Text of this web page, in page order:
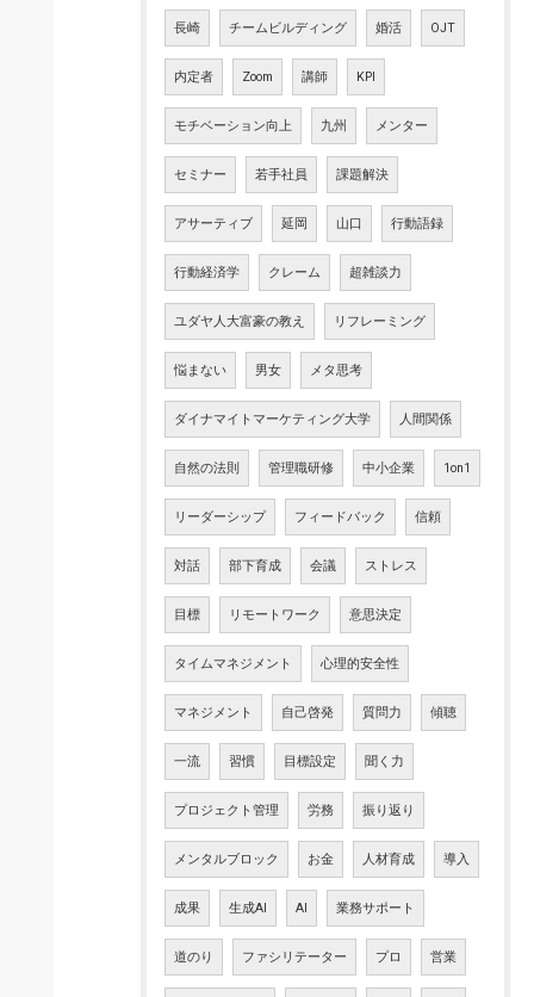
長崎 チームビルディング 婚活 OJT
内定者 Zoom 講師 KPI
モチベーション向上 九州 メンター
セミナー 若手社員 課題解決
アサーティブ 延岡 山口 行動語録
行動経済学 クレーム 超雑談力
ユダヤ人大富豪の教え リフレーミング
悩まない 男女 メタ思考
ダイナマイトマーケティング大学 人間関係
自然の法則 管理職研修 中小企業 1on1
リーダーシップ フィードバック 信頼
対話 部下育成 会議 ストレス
目標 リモートワーク 意思決定
タイムマネジメント 心理的安全性
マネジメント 自己啓発 質問力 傾聴
一流 習慣 目標設定 聞く力
プロジェクト管理 労務 振り返り
メンタルブロック お金 人材育成 導入
成果 生成AI AI 業務サポート
道のり ファシリテーター プロ 営業